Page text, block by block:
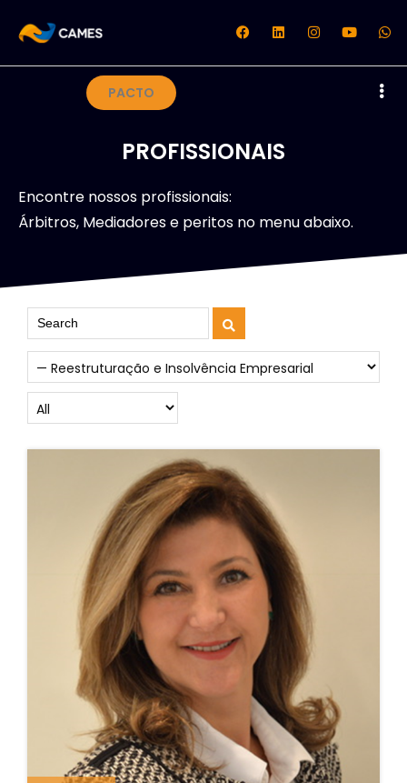
PACTO
PROFISSIONAIS
Encontre nossos profissionais:
Árbitros, Mediadores e peritos no menu abaixo.